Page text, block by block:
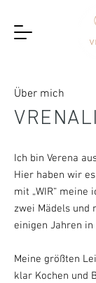
Über mich
Ich bin Verena
Hier haben wir
mit „WIR“ meine
zwei Mädels und
einigen Jahren
Meine größten
klar Kochen und